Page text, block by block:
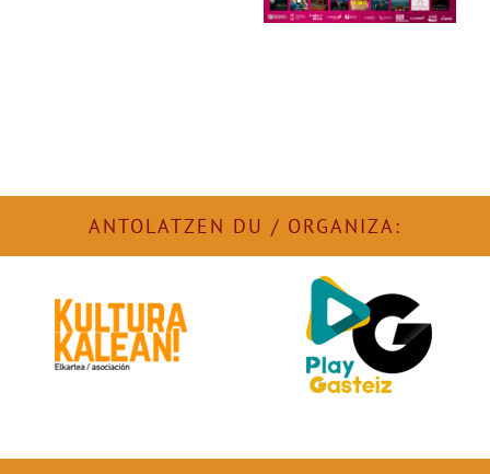
ANTOLATZEN DU / ORGANIZA: